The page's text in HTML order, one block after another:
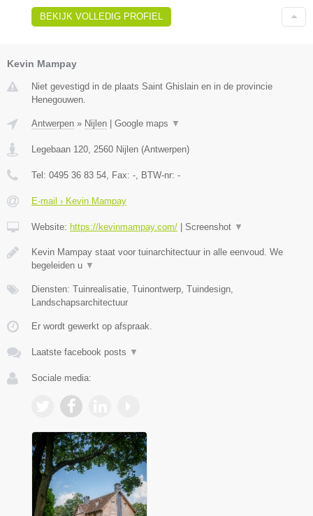
BEKIJK VOLLEDIG PROFIEL
Kevin Mampay
Niet gevestigd in de plaats Saint Ghislain en in de provincie
Henegouwen.
Antwerpen » Nijlen | Google maps ▼
Legebaan 120 2560 Nijlen (Antwerpen)
Tel: 0495 36 83 54 , Fax: - , BTW-nr: -
E-mail › Kevin Mampay
Website: https://kevinmampay.com/ | Screenshot ▼
Kevin Mampay staat voor tuinarchitectuur in alle eenvoud. We
begeleiden u ▼
Diensten: Tuinrealisatie, Tuinontwerp, Tuindesign,
Landschapsarchitectuur
Er wordt gewerkt op afspraak.
Laatste facebook posts ▼
Sociale media: